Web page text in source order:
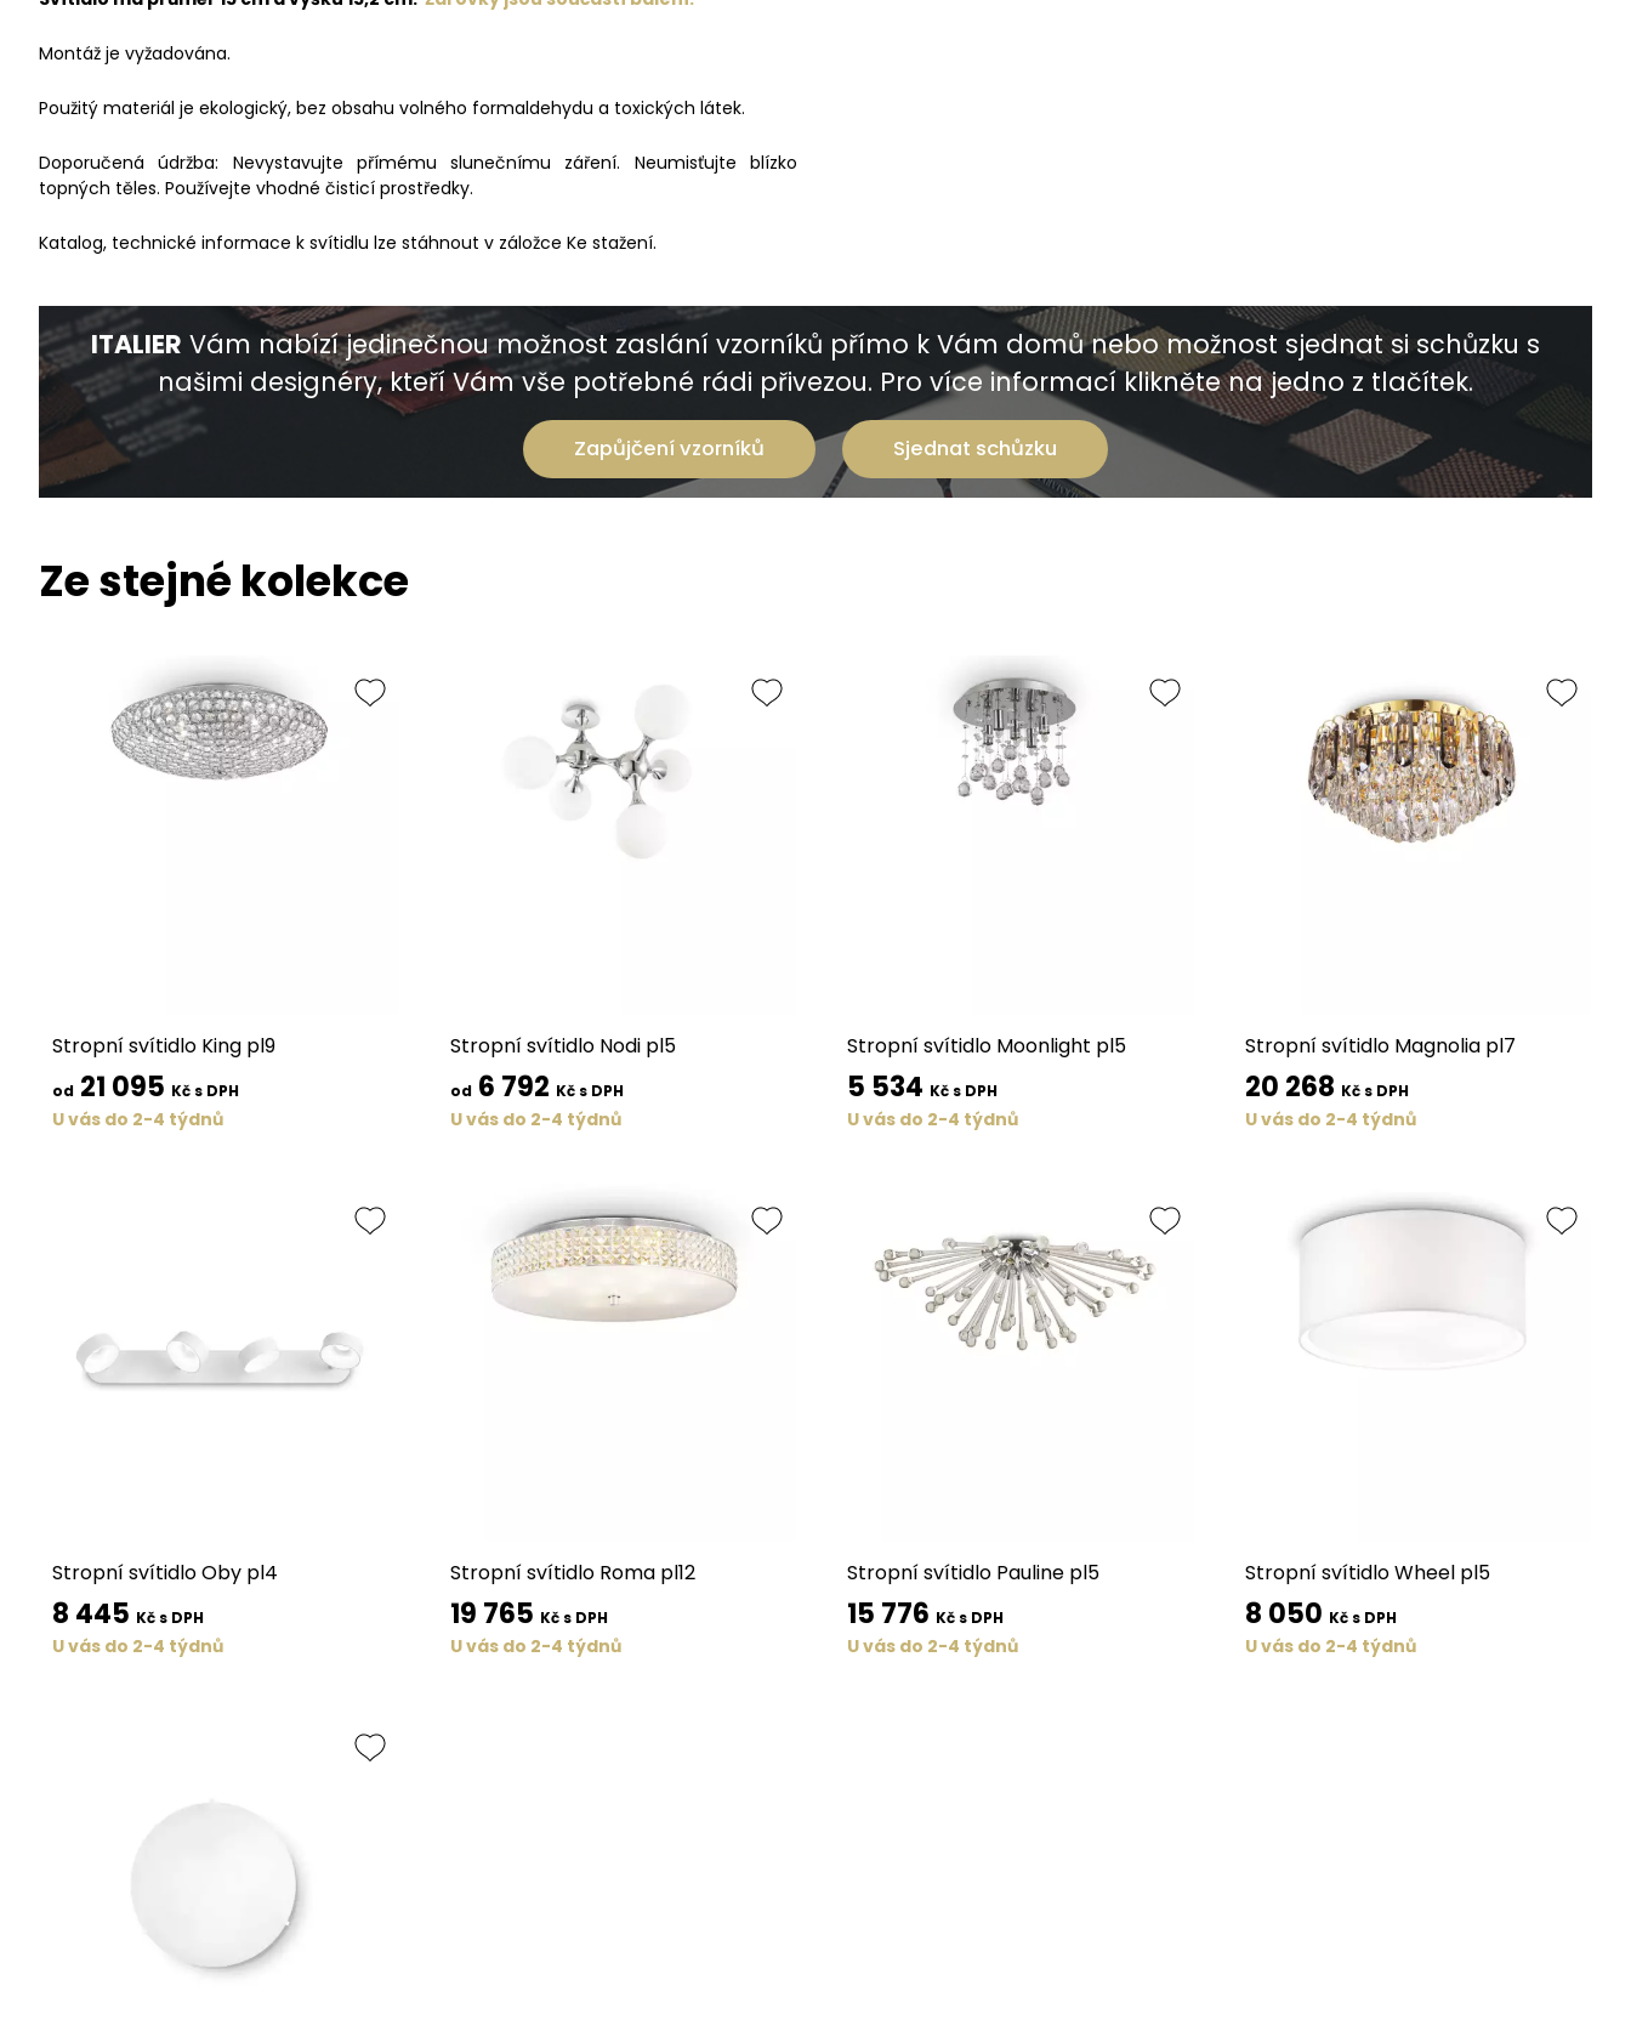
Montáž je vyžadována.
Použitý materiál je ekologický, bez obsahu volného formaldehydu a toxických látek.
Doporučená údržba: Nevystavujte přímému slunečnímu záření. Neumisťujte blízko
topných těles. Používejte vhodné čisticí prostředky.
Katalog, technické informace k svítidlu lze stáhnout v záložce Ke stažení.
ITALIER Vám nabízí jedinečnou možnost zaslání vzorníků přímo k Vám domů nebo možnost sjednat si schůzku s
našimi designéry, kteří Vám vše potřebné rádi přivezou. Pro více informací klikněte na jedno z tlačítek.
Zapůjčení vzorníků Sjednat schůzku
Ze stejné kolekce
Stropní svítidlo King pl9
od 21 095 Kč s DPH
U vás do 2-4 týdnů
Stropní svítidlo Nodi pl5
od 6 792 Kč s DPH
U vás do 2-4 týdnů
Stropní svítidlo Moonlight pl5
5 534 Kč s DPH
U vás do 2-4 týdnů
Stropní svítidlo Magnolia pl7
20 268 Kč s DPH
U vás do 2-4 týdnů
Stropní svítidlo Oby pl4
8 445 Kč s DPH
U vás do 2-4 týdnů
Stropní svítidlo Roma pl12
19 765 Kč s DPH
U vás do 2-4 týdnů
Stropní svítidlo Pauline pl5
15 776 Kč s DPH
U vás do 2-4 týdnů
Stropní svítidlo Wheel pl5
8 050 Kč s DPH
U vás do 2-4 týdnů